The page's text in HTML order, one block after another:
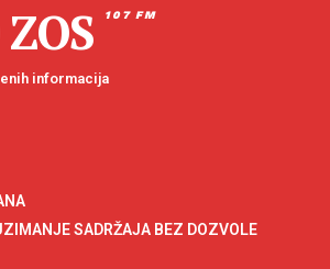
107 FM
informacija
SADRŽAJA BEZ DOZVOLE